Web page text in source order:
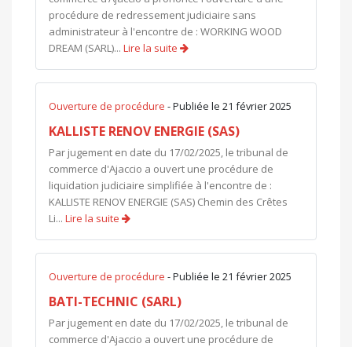
procédure de redressement judiciaire sans
administrateur à l'encontre de : WORKING WOOD
DREAM (SARL)... Lire la suite
Ouverture de procédure - Publiée le 21 février 2025
KALLISTE RENOV ENERGIE (SAS)
Par jugement en date du 17/02/2025, le tribunal de
commerce d'Ajaccio a ouvert une procédure de
liquidation judiciaire simplifiée à l'encontre de :
KALLISTE RENOV ENERGIE (SAS) Chemin des Crêtes
Li... Lire la suite
Ouverture de procédure - Publiée le 21 février 2025
BATI-TECHNIC (SARL)
Par jugement en date du 17/02/2025, le tribunal de
commerce d'Ajaccio a ouvert une procédure de